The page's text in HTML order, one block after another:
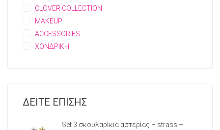
CLOVER COLLECTION
MAKEUP
ACCESSORIES
ΧΟΝΔΡΙΚΗ
ΔΕΙΤΕ ΕΠΙΣΗΣ
Set 3 σκουλαρίκια αστερίας – strass –